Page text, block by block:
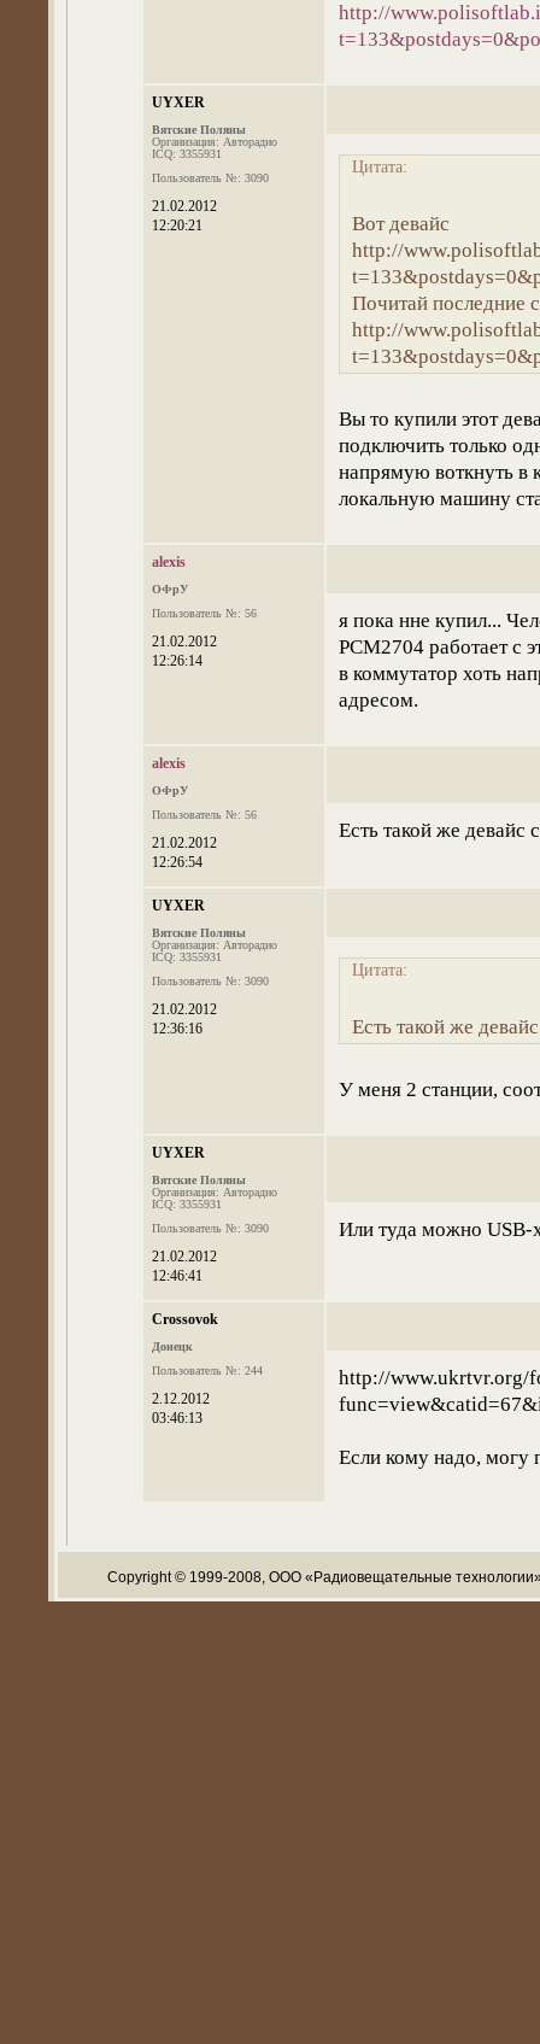
http://
UYXER
Вятские Поляны
Организация: Авторадио
ICQ: 3355931
Пользователь №: 3090
21.02.2012
12:20:21
Цитата:
Вот девайс
http://
Почитай последние
http://
Вы то купили этот
подключить только
напрямую воткнуть в
локальную машину
alexis
ОФрУ
Пользователь №: 56
21.02.2012
12:26:14
я пока нне купил...
РСМ2704 работает с
в коммутатор хоть
адресом.
alexis
ОФрУ
Пользователь №: 56
21.02.2012
12:26:54
Есть такой же девайс
UYXER
Вятские Поляны
Организация: Авторадио
ICQ: 3355931
Пользователь №: 3090
21.02.2012
12:36:16
Цитата:
Есть такой же
У меня 2 станции,
UYXER
Вятские Поляны
Организация: Авторадио
ICQ: 3355931
Пользователь №: 3090
21.02.2012
12:46:41
Или туда можно USB-
Crossovok
Донецк
Пользователь №: 244
2.12.2012
03:46:13
http://www.ukrtvr.org/
Если кому надо, могу
Copyright © 1999-2008, ООО «Радиовещательные